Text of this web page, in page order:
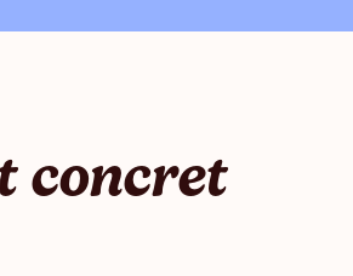
concret